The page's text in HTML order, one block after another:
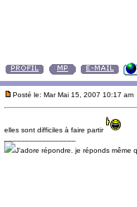
Posté le: Mar Mai 15, 2007 10:17 am
elles sont difficiles à faire partir
J'adore répondre. je réponds même